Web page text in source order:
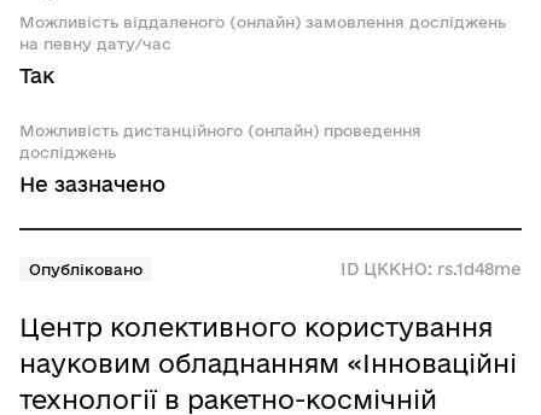
Можливість віддаленого (онлайн) замовлення досліджень
на певну дату/час
Так
Можливість дистанційного (онлайн) проведення
досліджень
Не зазначено
Опубліковано ID ЦККНО: rs.1d48me
Центр колективного користування
науковим обладнанням «Інноваційні
технології в ракетно-космічній